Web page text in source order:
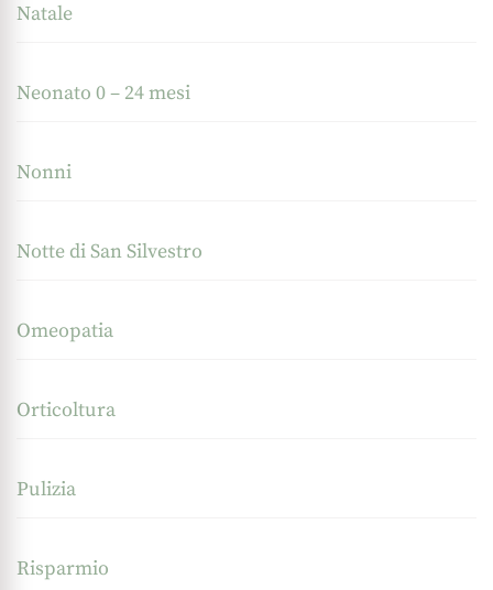
Natale
Neonato 0 – 24 mesi
Nonni
Notte di San Silvestro
Omeopatia
Orticoltura
Pulizia
Risparmio